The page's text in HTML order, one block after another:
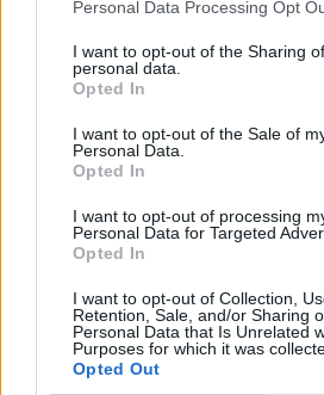
Personal Data Processing Opt
I want to opt-out of the Sharing
personal data.
Opted In
I want to opt-out of the Sale of
Personal Data.
Opted In
I want to opt-out of processing
Personal Data for Targeted
Opted In
I want to opt-out of Collection,
Retention, Sale, and/or Sharing
Personal Data that Is Unrelated
Purposes for which it was
Opted Out
Πρεμιέρα την Τρίτη 14
θησείον, ένα θέατρο για τις
3rd person theater group.
Διαβάστε
Δημοσιεύθηκε σεΘέατρο|Taggedthe 3rd
Βαλάντης Φράγκος,